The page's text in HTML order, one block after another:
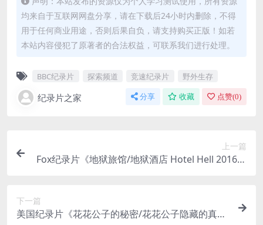
均来自于互联网网盘分享，请在下载后24小时内删除，不得
用于任何商业用途，否则后果自负，请支持购买正版！如若
本站内容侵犯了原著者的合法权益，可联系我们进行处理。
BBC纪录片 探索频道 竞速纪录片 野外生存
纪录片之家 分享 收藏 点赞(0)
上一篇
Fox纪录片《地狱旅馆/地狱酒店 Hotel Hell 2016》
下一篇
美国纪录片《花花公子的秘密/花花公子隐藏的真相